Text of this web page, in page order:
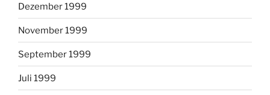
Dezember 1999
November 1999
September 1999
Juli 1999